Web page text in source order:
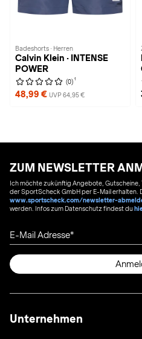
Badeshorts · Herren
Calvin Klein · INTENSE
POWER
(0) 1
48,99 € UVP 64,95 €
ZUM NEWSLETTER
Ich möchte zukünftig Angebote,
der SportScheck GmbH per E-Mail erhalten.
www.sportscheck.com/newsletter-
werden. Infos zum Datenschutz findest du
E-Mail Adresse
Unternehmen